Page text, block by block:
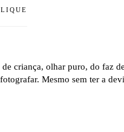
criança, olhar puro, do faz
Mesmo sem ter a